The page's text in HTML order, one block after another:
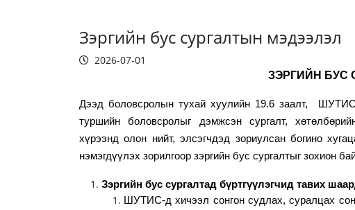
Зэргийн бус сургалтын мэдээлэл
2026-07-01
ЗЭРГИЙН БУС
Дээд боловсролын тухай хуулийн 19.6 заалт,
туршийн боловсролыг дэмжсэн сургалт,
хүрээнд олон нийт, элсэгчдэд зориулсан богино
нэмэгдүүлэх зорилгоор зэргийн бус сургалтыг зохион
Зэргийн бус сургалтад бүртгүүлэгчид тавих
ШУТИС-д хичээл сонгон судлах, суралцах